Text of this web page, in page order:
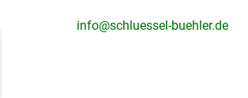
info@schluessel-buehler.de